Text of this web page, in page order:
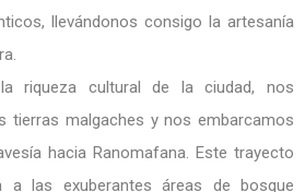
llevándonos consigo la artesanía
riqueza cultural de la ciudad, nos
tierras malgaches y nos embarcamos
hacia Ranomafana. Este trayecto
a las exuberantes áreas de bosque